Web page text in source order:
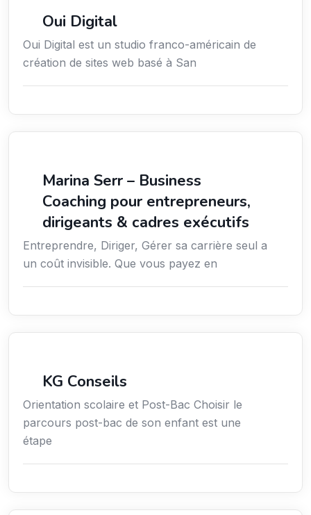
Oui Digital
Oui Digital est un studio franco-américain de
création de sites web basé à San
Marina Serr – Business
Coaching pour entrepreneurs,
dirigeants & cadres exécutifs
Entreprendre, Diriger, Gérer sa carrière seul a
un coût invisible. Que vous payez en
KG Conseils
Orientation scolaire et Post-Bac Choisir le
parcours post-bac de son enfant est une
étape